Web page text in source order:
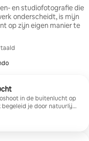
en studiofotografie die
onderscheidt, is mijn
op zijn eigen manier te
in de buitenlucht op
je door natuurlijke
om je op je gemak te
duurt ongeveer een